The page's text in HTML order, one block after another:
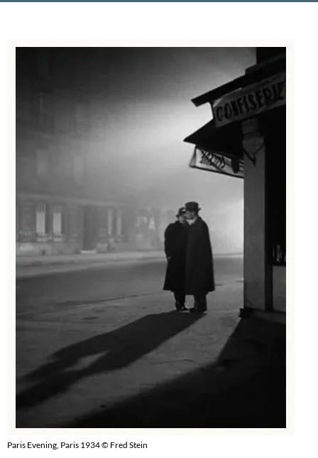
Paris Evening, Paris 1934 © Fred Stein